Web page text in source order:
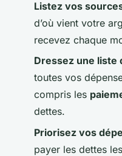
Listez vos
d’où vient votre
recevez chaque
Dressez une liste
toutes vos
compris les
dettes.
Priorisez vos
payer les dettes